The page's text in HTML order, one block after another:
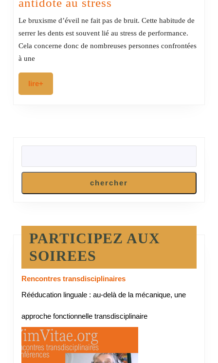
antidote au stress
intellectuelle
:
un
Le bruxisme d’éveil ne fait pas de bruit. Cette habitude de
serrer les dents est souvent lié au stress de performance.
Cela concerne donc de nombreuses personnes confrontées
à une
lire+
chercher
PARTICIPEZ AUX
SOIREES
Rencontres transdisciplinaires
Rééducation linguale : au-delà de la mécanique, une
approche fonctionnelle transdisciplinaire